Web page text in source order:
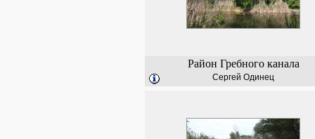
Район Гребного канала
Сергей Одинец